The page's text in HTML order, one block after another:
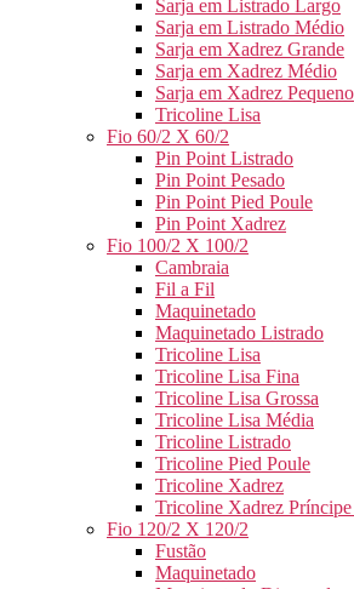
Sarja em Listrado Largo
Sarja em Listrado Médio
Sarja em Xadrez Grande
Sarja em Xadrez Médio
Sarja em Xadrez Pequeno
Tricoline Lisa
Fio 60/2 X 60/2
Pin Point Listrado
Pin Point Pesado
Pin Point Pied Poule
Pin Point Xadrez
Fio 100/2 X 100/2
Cambraia
Fil a Fil
Maquinetado
Maquinetado Listrado
Tricoline Lisa
Tricoline Lisa Fina
Tricoline Lisa Grossa
Tricoline Lisa Média
Tricoline Listrado
Tricoline Pied Poule
Tricoline Xadrez
Tricoline Xadrez
Fio 120/2 X 120/2
Fustão
Maquinetado